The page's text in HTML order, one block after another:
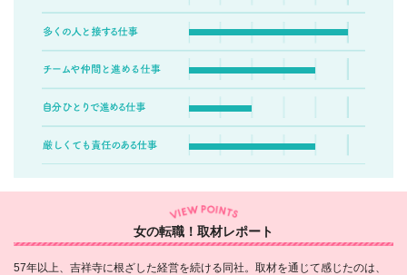
女の転職！取材レポート
57年以上、吉祥寺に根ざした経営を続ける同社。取材を通じて感じたのは、